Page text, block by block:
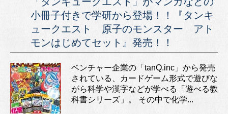
小冊子付きで学研から登場！！『タンキ
ュークエスト 原子のモンスター アト
モンはじめてセット』発売！！
ベンチャー企業の「tanQ.inc」から発売
されている、カードゲーム形式で遊びな
がら科学や漢字などが学べる「遊べる教
科書シリーズ」。 その中で化学...